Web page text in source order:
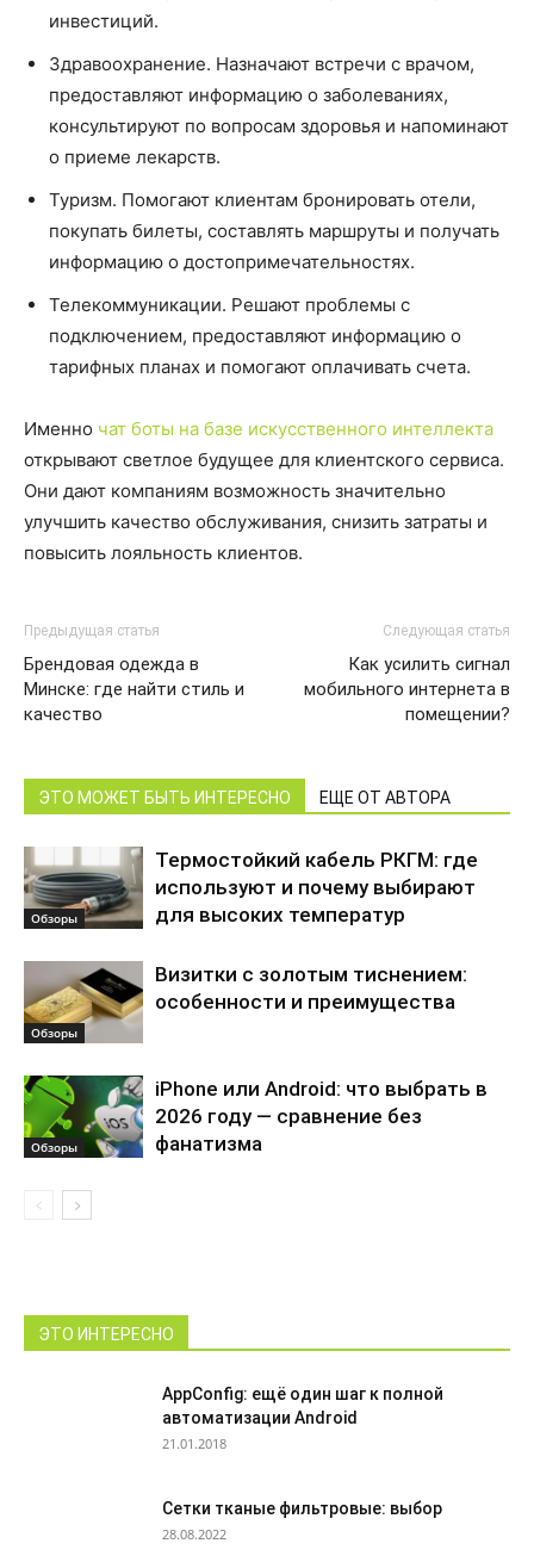
инвестиций.
Здравоохранение. Назначают встречи с врачом,
предоставляют информацию о заболеваниях,
консультируют по вопросам здоровья и напоминают
о приеме лекарств.
Туризм. Помогают клиентам бронировать отели,
покупать билеты, составлять маршруты и получать
информацию о достопримечательностях.
Телекоммуникации. Решают проблемы с
подключением, предоставляют информацию о
тарифных планах и помогают оплачивать счета.
Именно чат боты на базе искусственного интеллекта
открывают светлое будущее для клиентского сервиса.
Они дают компаниям возможность значительно
улучшить качество обслуживания, снизить затраты и
повысить лояльность клиентов.
Предыдущая статья
Брендовая одежда в
Минске: где найти стиль и
качество
Следующая статья
Как усилить сигнал
мобильного интернета в
помещении?
ЭТО МОЖЕТ БЫТЬ ИНТЕРЕСНО ЕЩЕ ОТ АВТОРА
Обзоры
Термостойкий кабель РКГМ: где
используют и почему выбирают
для высоких температур
Обзоры
Визитки с золотым тиснением:
особенности и преимущества
Обзоры
iPhone или Android: что выбрать в
2026 году — сравнение без
фанатизма
ЭТО ИНТЕРЕСНО
AppConfig: ещё один шаг к полной
автоматизации Android
21.01.2018
Сетки тканые фильтровые: выбор
28.08.2022